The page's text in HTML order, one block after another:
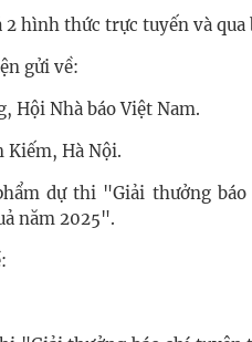
2 hình thức trực tuyến và qua
gửi về:
Hội Nhà báo Việt Nam.
Kiếm, Hà Nội.
dự thi "Giải thưởng
năm 2025".